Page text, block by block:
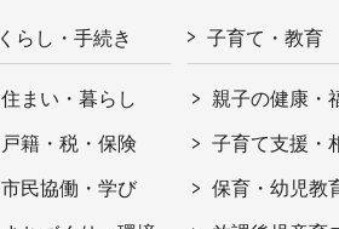
くらし・手続き
住まい・暮らし
戸籍・税・保険
市民協働・学び
子育て・教育
親子の健康・
子育て支援・
保育・幼児教